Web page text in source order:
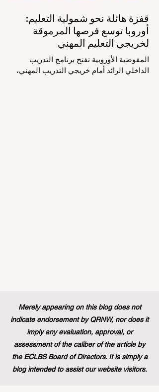
قفزة هائلة نحو شمولية التعليم:
أوروبا توسع فرصها المرموقة
لخريجي التعليم المهني
المفوضية الأوروبية تفتح برنامج التدريب
الداخلي الرائد أمام خريجي التدريب المهني،
Merely appearing on this blog does not
indicate endorsement by QRNW, nor does it
imply any evaluation, approval, or
assessment of the caliber of the article by
the ECLBS Board of Directors. It is simply a
blog intended to assist our website visitors.